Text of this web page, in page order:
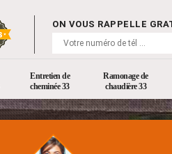
ON VOUS RAPPELLE
Entretien de
cheminée 33
Ramonage de
chaudière 33